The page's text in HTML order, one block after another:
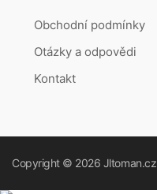
Obchodní podmínky
Otázky a odpovědi
Kontakt
Copyright © 2026 Jltoman.cz